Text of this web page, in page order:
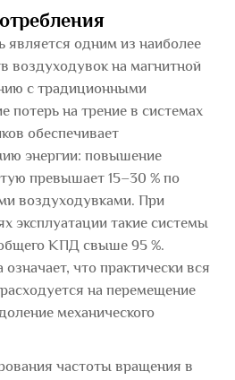
является одним из наиболее
воздуходувок на магнитной
с традиционными
потерь на трение в системах
обеспечивает
энергии: повышение
превышает 15–30 % по
воздуходувками. При
эксплуатации такие системы
КПД свыше 95 %.
означает, что практически вся
на перемещение
механического
частоты вращения в